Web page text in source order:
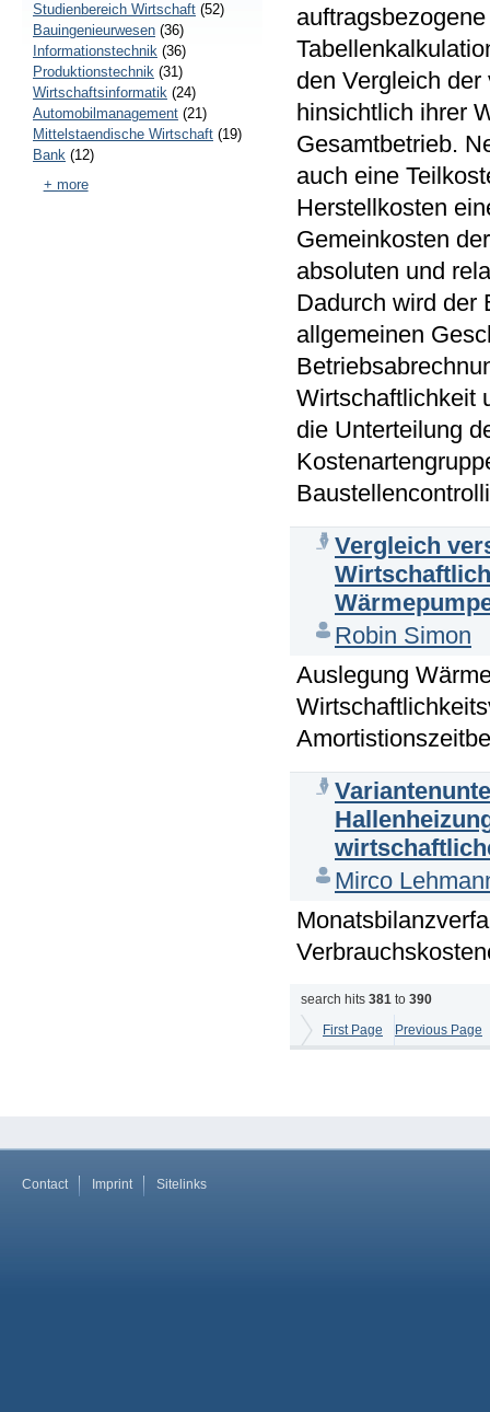
Studienbereich Wirtschaft (52)
Bauingenieurwesen (36)
Informationstechnik (36)
Produktionstechnik (31)
Wirtschaftsinformatik (24)
Automobilmanagement (21)
Mittelstaendische Wirtschaft (19)
Bank (12)
+ more
den Vergleich
hinsichtlich ihrer
Gesamtbetrieb.
auch eine
Herstellkosten
Gemeinkosten
absoluten und
Dadurch wird der
allgemeinen
Wirtschaftlichkeit
die Unterteilung
Vergleich
Robin Simon
Auslegung
Mirco
search hits 381 to 390
First Page
Previous Page
Contact Imprint Sitelinks